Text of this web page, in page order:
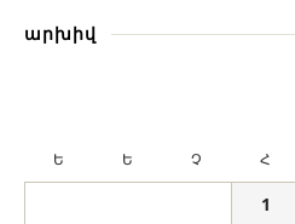
արխիվ
Ե Ե Չ Հ
1